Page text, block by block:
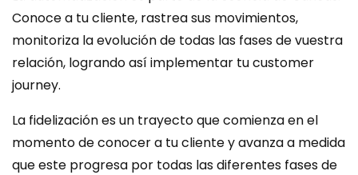
Conoce a tu cliente, rastrea sus movimientos,
monitoriza la evolución de todas las fases de vuestra
relación, logrando así implementar tu customer
journey.
La fidelización es un trayecto que comienza en el
momento de conocer a tu cliente y avanza a medida
que este progresa por todas las diferentes fases de